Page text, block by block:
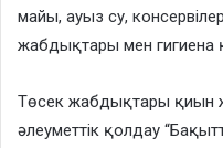
майы, ауыз су,
жабдықтары мен гигиена
Төсек жабдықтары қиын
әлеуметтік қолдау